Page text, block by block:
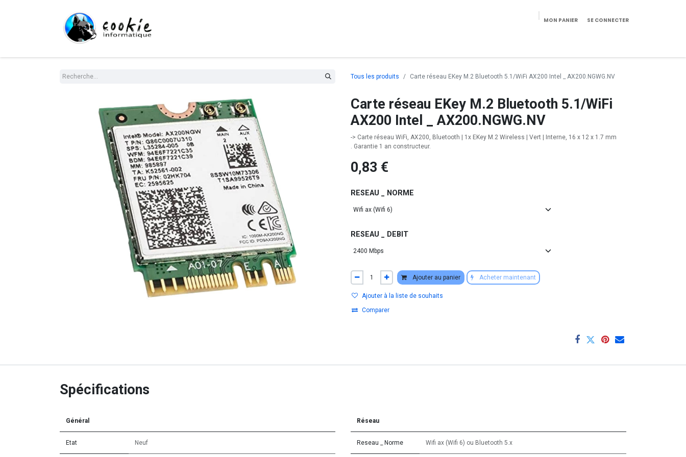
MON PANIER SE CONNECTER
Tous les produits Carte réseau EKey M.2 Bluetooth 5.1/WiFi AX200 Intel _ AX200.NGWG.NV
Carte réseau EKey M.2 Bluetooth 5.1/WiFi
AX200 Intel _ AX200.NGWG.NV
-> Carte réseau WiFi, AX200, Bluetooth | 1x EKey M.2 Wireless | Vert | Interne, 16 x 12 x 1.7 mm
. Garantie 1 an constructeur.
0,83 €
RESEAU _ NORME
RESEAU _ DEBIT
Ajouter au panier Acheter maintenant
Ajouter à la liste de souhaits
Comparer
Spécifications
Général
Etat Neuf
Réseau
Reseau _ Norme Wifi ax (Wifi 6) ou Bluetooth 5.x